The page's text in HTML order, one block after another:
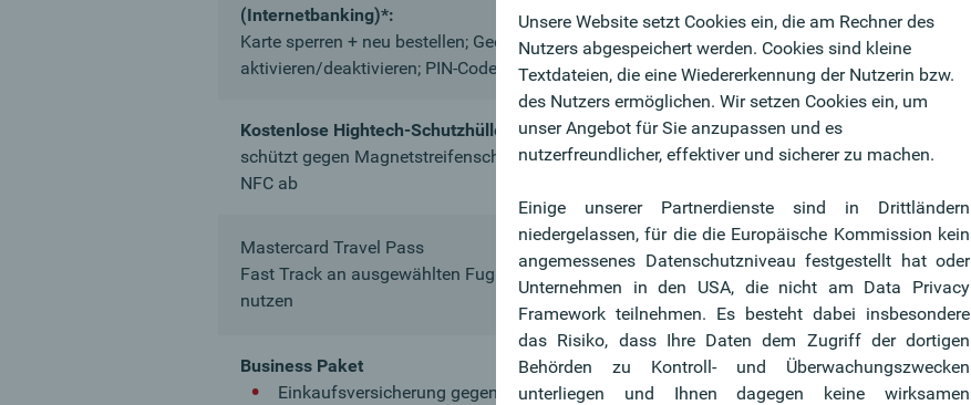
(Internetbanking)*:
Karte sperren + neu bestellen; GeoControl
aktivieren/deaktivieren; PIN-Code nachbestellen
Inkludiert
Kostenlose Hightech-Schutzhülle
schützt gegen Magnetstreifenschäden und schirmt
NFC ab
Inkludiert
Mastercard Travel Pass
Fast Track an ausgewählten Fughäfen weltweit
nutzen
Inkludiert
Mastercard Travel Pass
Business Paket
Einkaufsversicherung gegen Beschädigung
Unsere Website setzt Cookies ein, die am Rechner des
Nutzers abgespeichert werden. Cookies sind kleine
Textdateien, die eine Wiedererkennung der Nutzerin bzw.
des Nutzers ermöglichen. Wir setzen Cookies ein, um
unser Angebot für Sie anzupassen und es
nutzerfreundlicher, effektiver und sicherer zu machen.
Einige unserer Partnerdienste sind in Drittländern
niedergelassen, für die die Europäische Kommission kein
angemessenes Datenschutzniveau festgestellt hat oder
Unternehmen in den USA, die nicht am Data Privacy
Framework teilnehmen. Es besteht dabei insbesondere
das Risiko, dass Ihre Daten dem Zugriff der dortigen
Behörden zu Kontroll- und Überwachungszwecken
unterliegen und Ihnen dagegen keine wirksamen